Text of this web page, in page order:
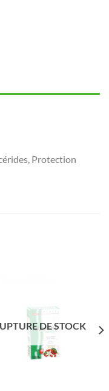
Protection
DE STOCK